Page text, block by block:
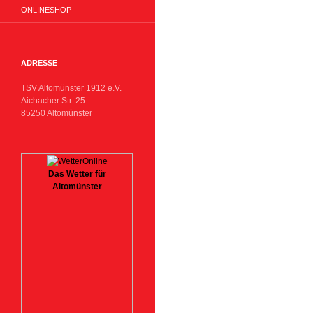
ONLINESHOP
ADRESSE
TSV Altomünster 1912 e.V.
Aichacher Str. 25
85250 Altomünster
Das Wetter für
Altomünster